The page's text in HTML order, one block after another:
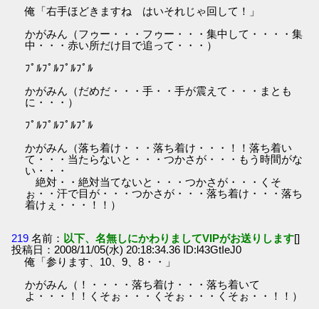
俺「右手ほどきますね はいそれじゃ回して！」
かがみん（フゥー・・・フゥー・・・集中して・・・・集
中・・・赤い所だけ目で追って・・・）
ﾌﾟﾙﾌﾟﾙﾌﾟﾙﾌﾟﾙ
かがみん（だめだ・・・手・・手が震えて・・・まとも
に・・・）
ﾌﾟﾙﾌﾟﾙﾌﾟﾙﾌﾟﾙ
かがみん（落ち着け・・・落ち着け・・・！！落ち着い
て・・・当たらないと・・・つかさが・・・もう時間がな
い・・・
絶対・・絶対当てないと・・・つかさが・・・くそ
ぉ・・汗で目が・・・つかさが・・・落ち着け・・・落ち
着けぇ・・・！！）
219 名前： 以下、名無しにかわりましてVIPがお送りします[]
投稿日：2008/11/05(水) 20:18:34.36 ID:l43GtIeJ0
俺「参ります、10、9、8・・」
かがみん（！・・・・落ち着け・・・落ち着いて
よ・・・！！くそぉ・・・くそぉ・・・くそぉ・・！！）